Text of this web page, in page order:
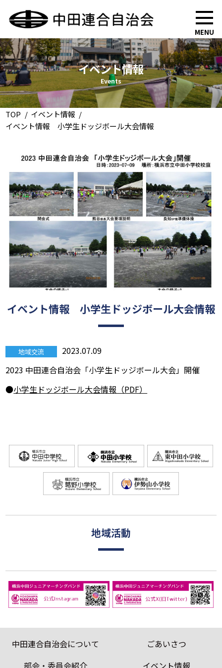
MENU
イベント情報
Events
TOP
イベント情報
イベント情報 小学生ドッジボール大会情報
イベント情報 小学生ドッジボール大会情報
地域交流
2023.07.09
2023 中田連合自治会「小学生ドッジボール大会」開催
●小学生ドッジボール大会情報（PDF）
地域活動
中田連合自治会について
ごあいさつ